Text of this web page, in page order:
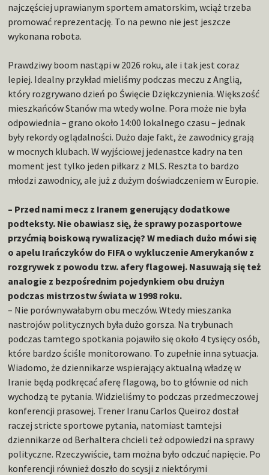
najczęściej uprawianym sportem amatorskim, wciąż trzeba
promować reprezentację. To na pewno nie jest jeszcze
wykonana robota.
Prawdziwy boom nastąpi w 2026 roku, ale i tak jest coraz
lepiej. Idealny przykład mieliśmy podczas meczu z Anglią,
który rozgrywano dzień po Święcie Dziękczynienia. Większość
mieszkańców Stanów ma wtedy wolne. Pora może nie była
odpowiednia – grano około 14:00 lokalnego czasu – jednak
były rekordy oglądalności. Dużo daje fakt, że zawodnicy grają
w mocnych klubach. W wyjściowej jedenastce kadry na ten
moment jest tylko jeden piłkarz z MLS. Reszta to bardzo
młodzi zawodnicy, ale już z dużym doświadczeniem w Europie.
– Przed nami mecz z Iranem generujący dodatkowe
podteksty. Nie obawiasz się, że sprawy pozasportowe
przyćmią boiskową rywalizację? W mediach dużo mówi się
o apelu Irańczyków do FIFA o wykluczenie Amerykanów z
rozgrywek z powodu tzw. afery flagowej. Nasuwają się też
analogie z bezpośrednim pojedynkiem obu drużyn
podczas mistrzostw świata w 1998 roku.
– Nie porównywałabym obu meczów. Wtedy mieszanka
nastrojów politycznych była dużo gorsza. Na trybunach
podczas tamtego spotkania pojawiło się około 4 tysięcy osób,
które bardzo ściśle monitorowano. To zupełnie inna sytuacja.
Wiadomo, że dziennikarze wspierający aktualną władzę w
Iranie będą podkręcać aferę flagową, bo to głównie od nich
wychodzą te pytania. Widzieliśmy to podczas przedmeczowej
konferencji prasowej. Trener Iranu Carlos Queiroz dostał
raczej stricte sportowe pytania, natomiast tamtejsi
dziennikarze od Berhaltera chcieli też odpowiedzi na sprawy
polityczne. Rzeczywiście, tam można było odczuć napięcie. Po
konferencji również doszło do scysji z niektórymi